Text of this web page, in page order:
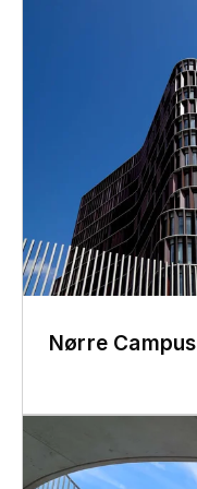
Nørre Campus